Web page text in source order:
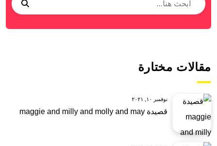
مقالات مختارة
نوفمبر ١٠, ٢٠٢١
قصيدة maggie and milly and molly and may